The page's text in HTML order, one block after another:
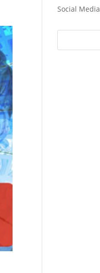
Social Media